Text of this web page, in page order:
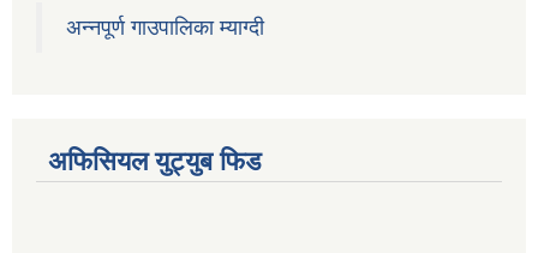
अन्नपूर्ण गाउपालिका म्याग्दी
अफिसियल युट्युब फिड